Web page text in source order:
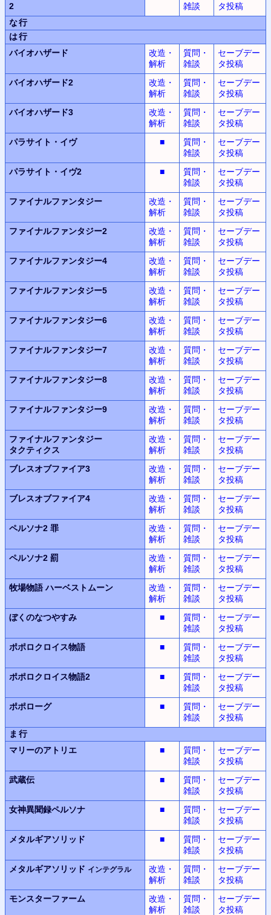
2 雑談
タ投稿
な行
は行
バイオハザード
改造・
解析
質問・
雑談
セーブデー
タ投稿
バイオハザード2
改造・
解析
質問・
雑談
セーブデー
タ投稿
バイオハザード3
改造・
解析
質問・
雑談
セーブデー
タ投稿
パラサイト・イヴ
■
質問・
雑談
セーブデー
タ投稿
パラサイト・イヴ2
■
質問・
雑談
セーブデー
タ投稿
ファイナルファンタジー
改造・
解析
質問・
雑談
セーブデー
タ投稿
ファイナルファンタジー2
改造・
解析
質問・
雑談
セーブデー
タ投稿
ファイナルファンタジー4
改造・
解析
質問・
雑談
セーブデー
タ投稿
ファイナルファンタジー5
改造・
解析
質問・
雑談
セーブデー
タ投稿
ファイナルファンタジー6
改造・
解析
質問・
雑談
セーブデー
タ投稿
ファイナルファンタジー7
改造・
解析
質問・
雑談
セーブデー
タ投稿
ファイナルファンタジー8
改造・
解析
質問・
雑談
セーブデー
タ投稿
ファイナルファンタジー9
改造・
解析
質問・
雑談
セーブデー
タ投稿
ファイナルファンタジー
タクティクス
改造・
解析
質問・
雑談
セーブデー
タ投稿
ブレスオブファイア3
改造・
解析
質問・
雑談
セーブデー
タ投稿
ブレスオブファイア4
改造・
解析
質問・
雑談
セーブデー
タ投稿
ペルソナ2 罪
改造・
解析
質問・
雑談
セーブデー
タ投稿
ペルソナ2 罰
改造・
解析
質問・
雑談
セーブデー
タ投稿
牧場物語ハーベストムーン
改造・
解析
質問・
雑談
セーブデー
タ投稿
ぼくのなつやすみ
■
質問・
雑談
セーブデー
タ投稿
ポポロクロイス物語
■
質問・
雑談
セーブデー
タ投稿
ポポロクロイス物語2
■
質問・
雑談
セーブデー
タ投稿
ポポローグ
■
質問・
雑談
セーブデー
タ投稿
ま行
マリーのアトリエ
■
質問・
雑談
セーブデー
タ投稿
武蔵伝
■
質問・
雑談
セーブデー
タ投稿
女神異聞録ペルソナ ■
質問・
雑談
セーブデー
タ投稿
メタルギアソリッド
■
質問・
雑談
セーブデー
タ投稿
メタルギアソリッド インテグラル
改造・
解析
質問・
雑談
セーブデー
タ投稿
モンスターファーム
改造・
解析
質問・
雑談
セーブデー
タ投稿